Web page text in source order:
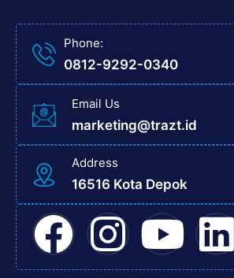
Phone:
0812-9292-0340
Email Us
marketing@trazt.id
Address
16516 Kota Depok